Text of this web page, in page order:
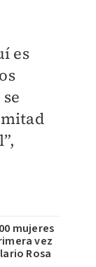
es
mujeres
vez
Rosa